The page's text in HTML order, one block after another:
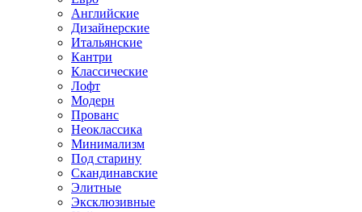
Английские
Дизайнерские
Итальянские
Кантри
Классические
Лофт
Модерн
Прованс
Неоклассика
Минимализм
Под старину
Скандинавские
Элитные
Эксклюзивные